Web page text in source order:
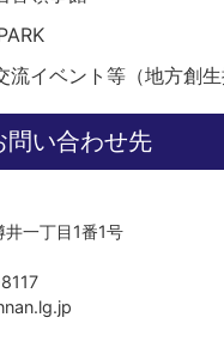
イベント等（地方創
問い合わせ先
一丁目1番1号